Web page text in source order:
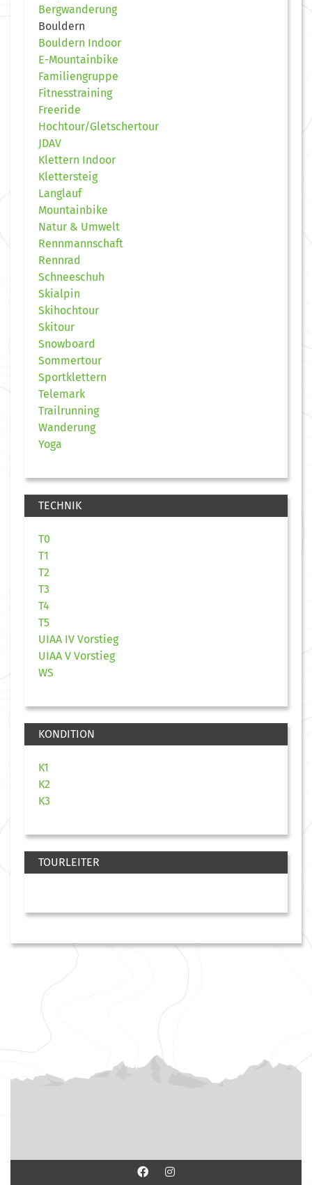
Bergwanderung
Bouldern
Bouldern Indoor
E-Mountainbike
Familiengruppe
Fitnesstraining
Freeride
Hochtour/Gletschertour
JDAV
Klettern Indoor
Klettersteig
Langlauf
Mountainbike
Natur & Umwelt
Rennmannschaft
Rennrad
Schneeschuh
Skialpin
Skihochtour
Skitour
Snowboard
Sommertour
Sportklettern
Telemark
Trailrunning
Wanderung
Yoga
TECHNIK
T0
T1
T2
T3
T4
T5
UIAA IV Vorstieg
UIAA V Vorstieg
WS
KONDITION
K1
K2
K3
TOURLEITER